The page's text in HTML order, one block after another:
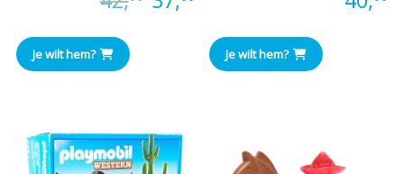
prijs
is:
Je wilt hem? Je wilt hem?